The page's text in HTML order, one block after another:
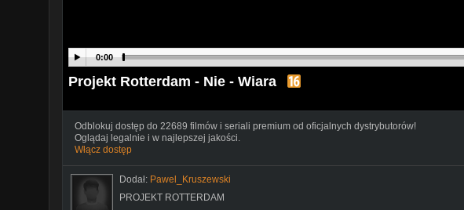
0:00
Projekt Rotterdam - Nie - Wiara
Odblokuj dostęp do 22689 filmów i seriali premium od oficjalnych dystrybutorów!
Oglądaj legalnie i w najlepszej jakości.
Włącz dostęp
Dodał: Pawel_Kruszewski
PROJEKT ROTTERDAM